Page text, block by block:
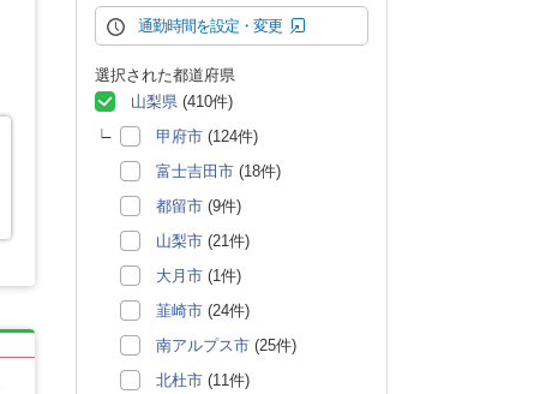
通勤時間を設定・変更
選択された都道府県
山梨県 (410件)
甲府市 (124件)
富士吉田市 (18件)
都留市 (9件)
山梨市 (21件)
大月市 (1件)
韮崎市 (24件)
南アルプス市 (25件)
北杜市 (11件)